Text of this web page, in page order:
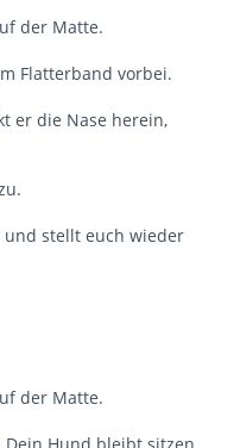
der Matte.
Flatterband vorbei.
er die Nase herein,
und stellt euch wieder
der Matte.